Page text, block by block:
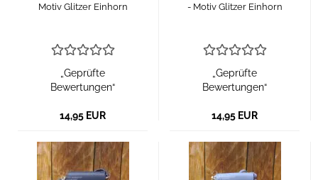
Motiv Glitzer Einhorn
„Geprüfte
Bewertungen“
14,95 EUR
- Motiv Glitzer Einhorn
„Geprüfte
Bewertungen“
14,95 EUR